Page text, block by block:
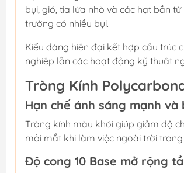
bụi, gió, tia lửa nhỏ và các hạt bắn
trường có nhiều bụi.
Kiểu dáng hiện đại kết hợp cấu trúc
nghiệp lẫn các hoạt động kỹ thuật
Tròng Kính
Hạn chế ánh sáng mạnh và
Tròng kính màu khói giúp giảm độ
mỏi mắt khi làm việc ngoài trời
Độ cong 10 Base mở rộng